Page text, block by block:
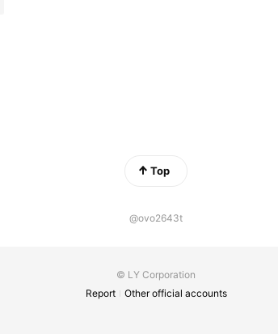
Top
@ovo2643t
© LY Corporation
Report
Other official accounts